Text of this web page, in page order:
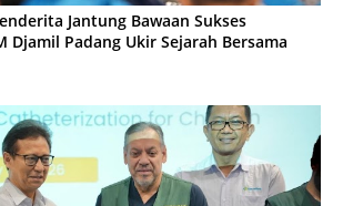
Jantung Bawaan Sukses
Djamil Padang Ukir Sejarah Bersama